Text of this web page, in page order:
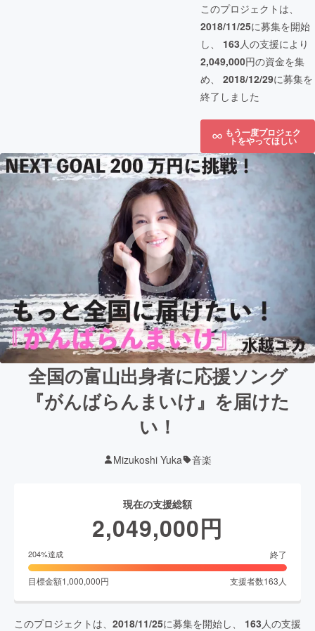
このプロジェクトは、
2018/11/25に募集を開始
し、 163人の支援により
2,049,000円の資金を集
め、 2018/12/29に募集を
終了しました
もう一度プロジェク
トをやってほしい
全国の富山出身者に応援ソング
『がんばらんまいけ』を届けた
い！
Mizukoshi Yuka 音楽
現在の支援総額
2,049,000円
204%達成 終了
目標金額1,000,000円 支援者数163 人
このプロジェクトは、 2018/11/25に募集を開始し、 163 人の支援